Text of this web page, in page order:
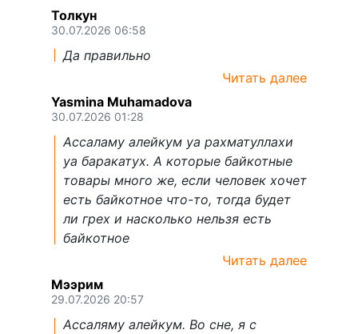
Толкун
30.07.2026 06:58
Да правильно
Читать далее
Yasmina Muhamadova
30.07.2026 01:28
Ассаламу алейкум уа рахматуллахи
уа баракатух. А которые байкотные
товары много же, если человек хочет
есть байкотное что-то, тогда будет
ли грех и насколько нельзя есть
байкотное
Читать далее
Мээрим
29.07.2026 20:57
Ассаляму алейкум. Во сне, я с